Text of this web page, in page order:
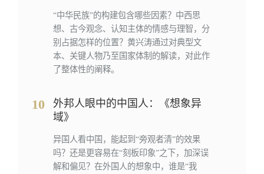
“中华民族”的构建包含哪些因素？中西思
想、古今观念、认知主体的情感与理智，分
别占据怎样的位置？黄兴涛通过对典型文
本、关键人物乃至国家体制的解读，对此作
了整体性的阐释。
10
外邦人眼中的中国人：《想象异
域》
异国人看中国，能起到“旁观者清”的效果
吗？还是更容易在“刻板印象”之下，加深误
解和偏见？在外国人的想象中，谁是“我